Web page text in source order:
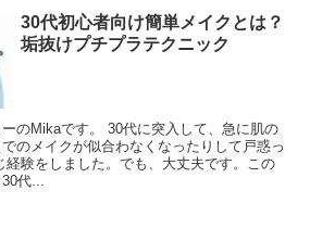
30代初心者向け簡単メイクとは？
垢抜けプチプラテクニック
のMikaです。 30代に突入して、急に肌の
のメイクが似合わなくなったりして戸惑っ
経験をしました。でも、大丈夫です。この
代...